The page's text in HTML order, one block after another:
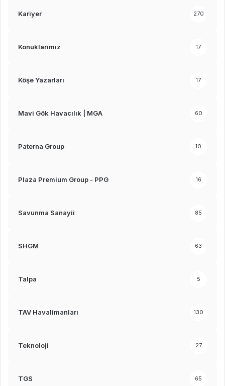
Kariyer 270
Konuklarımız 17
Köşe Yazarları 17
Mavi Gök Havacılık | MGA 60
Paterna Group 10
Plaza Premium Group - PPG 16
Savunma Sanayii 85
SHGM 63
Talpa 5
TAV Havalimanları 130
Teknoloji 27
TGS 65